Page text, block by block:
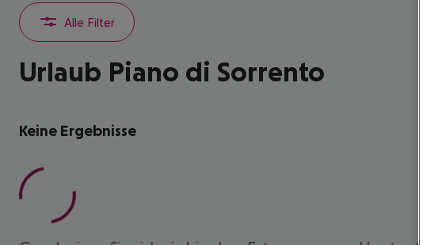
Alle Filter
Urlaub Piano di Sorrento
Keine Ergebnisse